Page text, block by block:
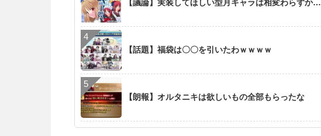
【議論】実装してほしい型月キャラは相変わらずか…
【話題】福袋は〇〇を引いたわｗｗｗｗ
【朗報】オルタニキは欲しいもの全部もらったな